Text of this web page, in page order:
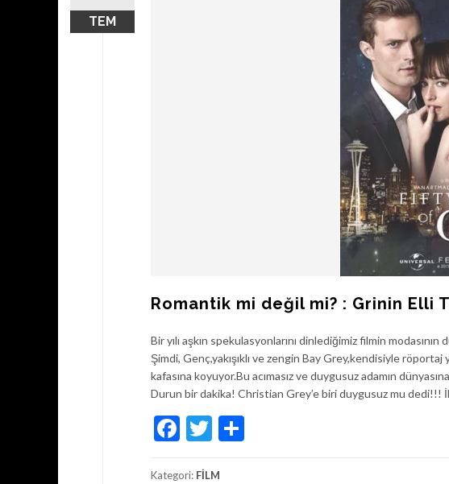
TEM
Romantik mi değil mi? : Grinin Elli
Bir yılı aşkın spekulasyonlarını dinlediğimiz filmin
Şimdi, Genç,yakışıklı ve zengin Bay Grey,kendisiyle
kafasına koyuyor.Bu acımasız ve duygusuz adamın
Durun bir dakika! Christian Grey’e biri duygusuz mu dedi!!!
Facebook
Twitter
Kategori: FİLM